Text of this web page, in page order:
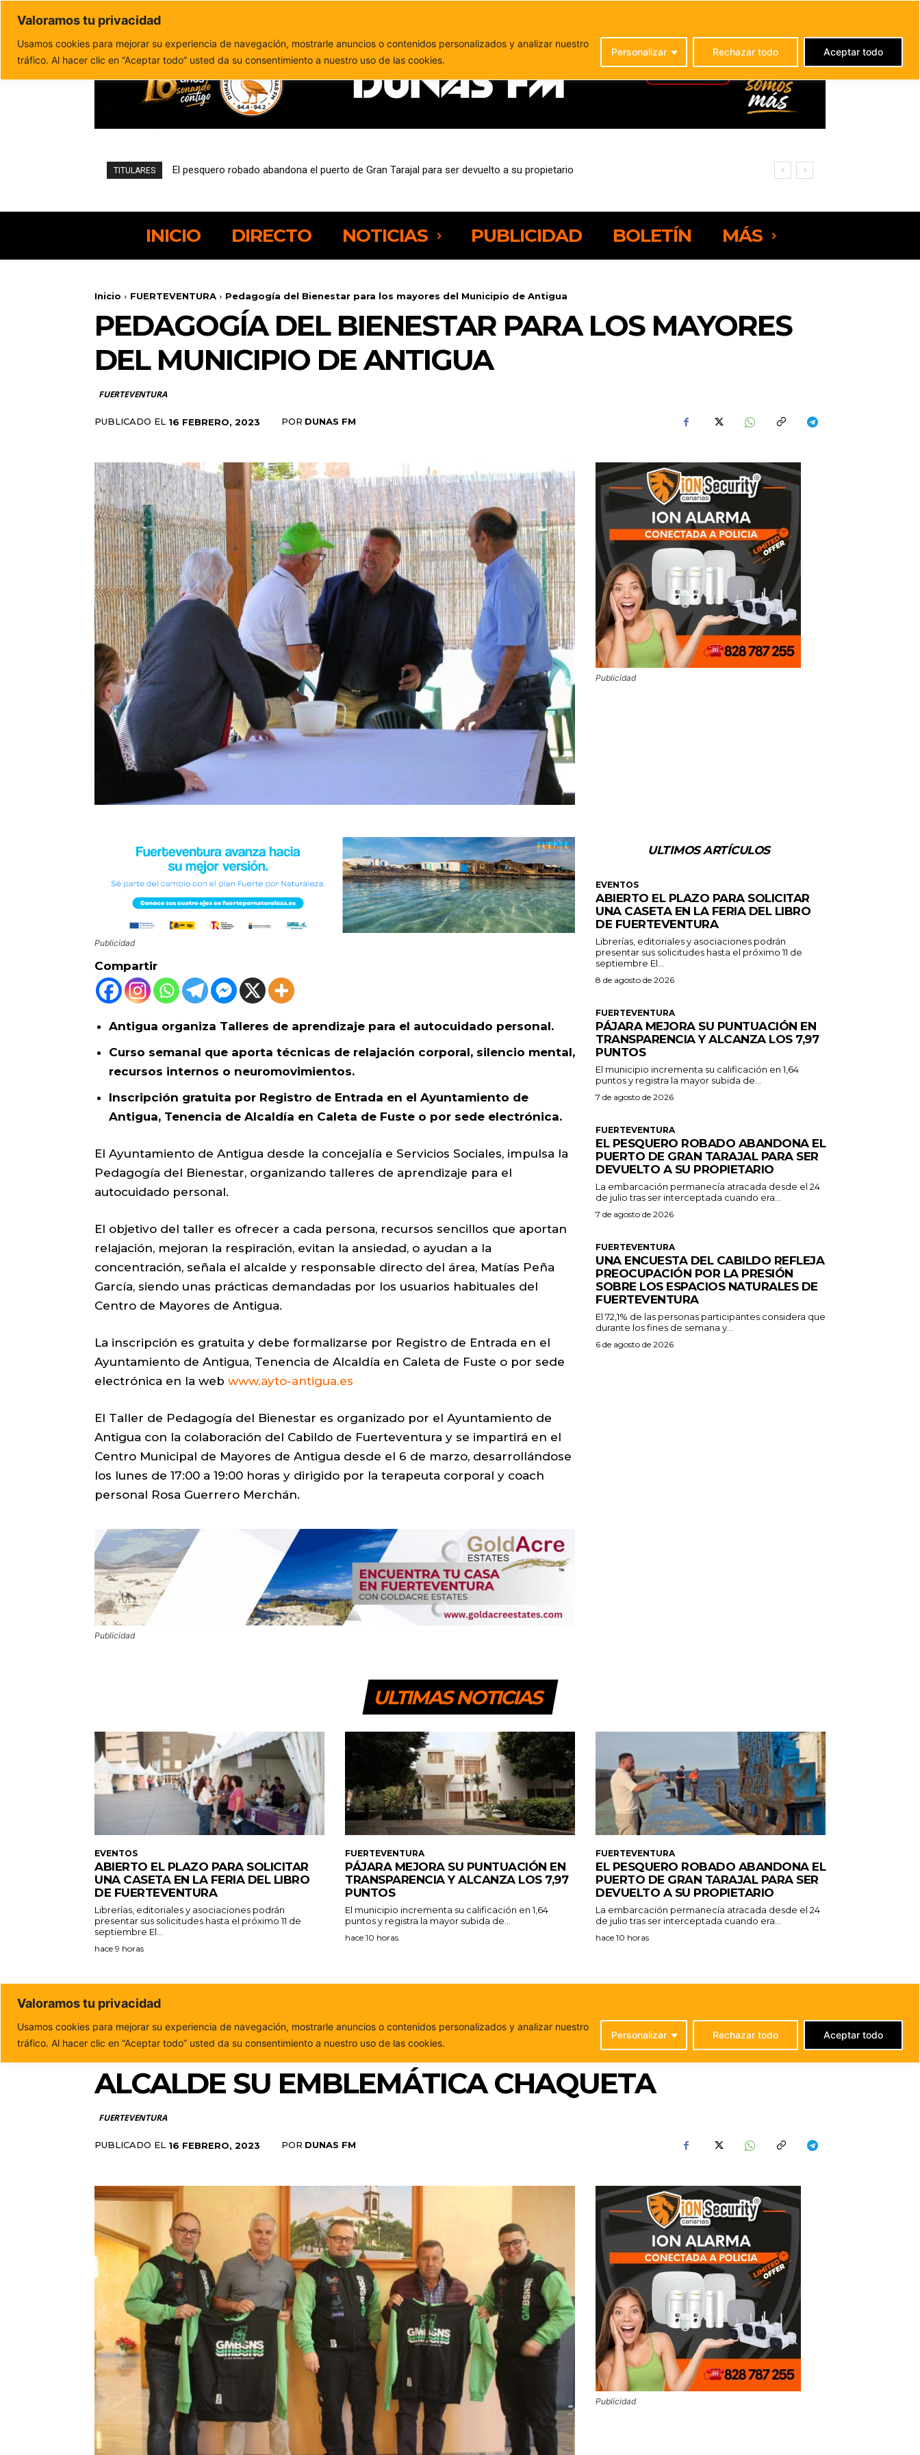
Valoramos tu privacidad
Usamos cookies para mejorar su experiencia de navegación, mostrarle anuncios o contenidos personalizados y analizar nuestro
tráfico. Al hacer clic en “Aceptar todo” usted da su consentimiento a nuestro uso de las cookies.
Personalizar Rechazar todo Aceptar todo
Política de privacidad
TITULARES Una encuesta del Cabildo refleja preocupación por la presión sobre los espacios naturales de Fuerteventura
INICIO DIRECTO NOTICIAS PUBLICIDAD BOLETÍN MÁS
Inicio FUERTEVENTURA Pedagogía del Bienestar para los mayores del Municipio de Antigua
PEDAGOGÍA DEL BIENESTAR PARA LOS MAYORES
DEL MUNICIPIO DE ANTIGUA
FUERTEVENTURA
PUBLICADO EL 16 FEBRERO, 2023 POR DUNAS FM
Publicidad
Publicidad
Compartir
Antigua organiza Talleres de aprendizaje para el autocuidado personal.
Curso semanal que aporta técnicas de relajación corporal, silencio mental,
recursos internos o neuromovimientos.
Inscripción gratuita por Registro de Entrada en el Ayuntamiento de
Antigua, Tenencia de Alcaldía en Caleta de Fuste o por sede electrónica.
El Ayuntamiento de Antigua desde la concejalía e Servicios Sociales, impulsa la
Pedagogía del Bienestar, organizando talleres de aprendizaje para el
autocuidado personal.
El objetivo del taller es ofrecer a cada persona, recursos sencillos que aportan
relajación, mejoran la respiración, evitan la ansiedad, o ayudan a la
concentración, señala el alcalde y responsable directo del área, Matías Peña
García, siendo unas prácticas demandadas por los usuarios habituales del
Centro de Mayores de Antigua.
La inscripción es gratuita y debe formalizarse por Registro de Entrada en el
Ayuntamiento de Antigua, Tenencia de Alcaldía en Caleta de Fuste o por sede
electrónica en la web www.ayto-antigua.es
El Taller de Pedagogía del Bienestar es organizado por el Ayuntamiento de
Antigua con la colaboración del Cabildo de Fuerteventura y se impartirá en el
Centro Municipal de Mayores de Antigua desde el 6 de marzo, desarrollándose
los lunes de 17:00 a 19:00 horas y dirigido por la terapeuta corporal y coach
personal Rosa Guerrero Merchán.
Publicidad
ULTIMOS ARTÍCULOS
EVENTOS
ABIERTO EL PLAZO PARA SOLICITAR
UNA CASETA EN LA FERIA DEL LIBRO
DE FUERTEVENTURA
Librerías, editoriales y asociaciones podrán
presentar sus solicitudes hasta el próximo 11 de
septiembre El...
8 de agosto de 2026
FUERTEVENTURA
PÁJARA MEJORA SU PUNTUACIÓN EN
TRANSPARENCIA Y ALCANZA LOS 7,97
PUNTOS
El municipio incrementa su calificación en 1,64
puntos y registra la mayor subida de...
7 de agosto de 2026
FUERTEVENTURA
EL PESQUERO ROBADO ABANDONA EL
PUERTO DE GRAN TARAJAL PARA SER
DEVUELTO A SU PROPIETARIO
La embarcación permanecía atracada desde el 24
de julio tras ser interceptada cuando era...
7 de agosto de 2026
FUERTEVENTURA
UNA ENCUESTA DEL CABILDO REFLEJA
PREOCUPACIÓN POR LA PRESIÓN
SOBRE LOS ESPACIOS NATURALES DE
FUERTEVENTURA
El 72,1% de las personas participantes considera que
durante los fines de semana y...
6 de agosto de 2026
ULTIMAS NOTICIAS
EVENTOS
ABIERTO EL PLAZO PARA SOLICITAR
UNA CASETA EN LA FERIA DEL LIBRO
DE FUERTEVENTURA
Librerías, editoriales y asociaciones podrán
presentar sus solicitudes hasta el próximo 11 de
septiembre El...
hace 9 horas
FUERTEVENTURA
PÁJARA MEJORA SU PUNTUACIÓN EN
TRANSPARENCIA Y ALCANZA LOS 7,97
PUNTOS
El municipio incrementa su calificación en 1,64
puntos y registra la mayor subida de...
hace 10 horas
FUERTEVENTURA
EL PESQUERO ROBADO ABANDONA EL
PUERTO DE GRAN TARAJAL PARA SER
DEVUELTO A SU PROPIETARIO
La embarcación permanecía atracada desde el 24
de julio tras ser interceptada cuando era...
hace 10 horas